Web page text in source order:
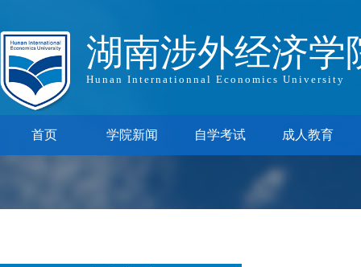
湖南涉外经济学
Hunan Internationnal Economics University
首页 学院新闻 自学考试 成人教育